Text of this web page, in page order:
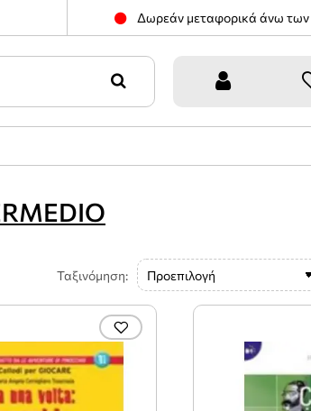
Δωρεάν μεταφορικά άνω των
Ταξινόμηση: